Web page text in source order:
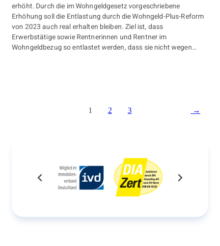
erhöht. Durch die im Wohngeldgesetz vorgeschriebene
Erhöhung soll die Entlastung durch die Wohngeld-Plus-Reform
von 2023 auch real erhalten bleiben. Ziel ist, dass
Erwerbstätige sowie Rentnerinnen und Rentner im
Wohngeldbezug so entlastet werden, dass sie nicht wegen
1 2 3